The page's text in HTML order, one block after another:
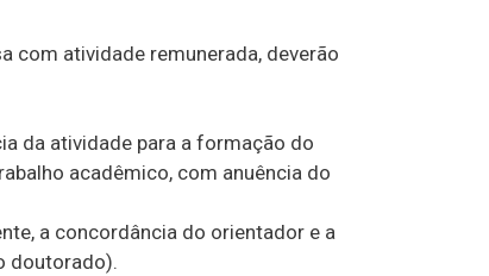
com atividade remunerada, deverão
da atividade para a formação do
acadêmico, com anuência do
a concordância do orientador e a
doutorado).